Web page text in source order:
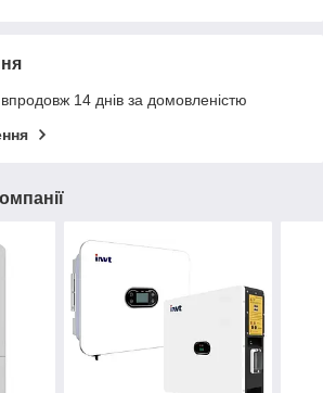
14 днів за домовленістю